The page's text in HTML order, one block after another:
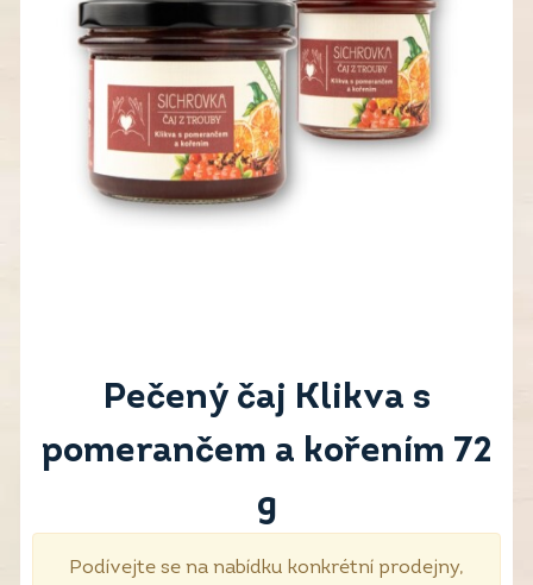
Pečený čaj Klikva s
pomerančem a kořením 72
g
Podívejte se na nabídku konkrétní prodejny,